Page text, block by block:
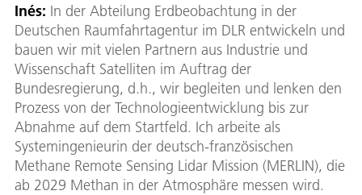
Inés: In der Abteilung Erdbeobachtung in der
Deutschen Raumfahrtagentur im DLR entwickeln und
bauen wir mit vielen Partnern aus Industrie und
Wissenschaft Satelliten im Auftrag der
Bundesregierung, d.h., wir begleiten und lenken den
Prozess von der Technologieentwicklung bis zur
Abnahme auf dem Startfeld. Ich arbeite als
Systemingenieurin der deutsch-französischen
Methane Remote Sensing Lidar Mission (MERLIN), die
ab 2029 Methan in der Atmosphäre messen wird.